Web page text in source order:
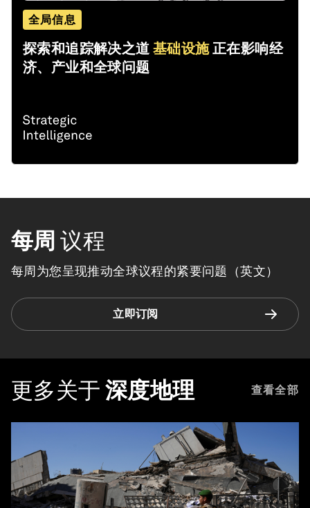
全局信息
探索和追踪解决之道基础设施正在影响经
济、产业和全球问题
每周 议程
每周为您呈现推动全球议程的紧要问题（英文）
立即订阅
更多关于 深度地理 查看全部